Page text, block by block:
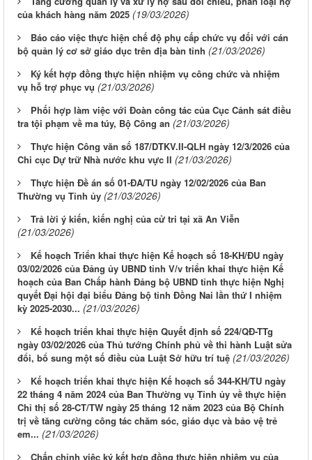
của khách hàng năm 2025 (19/03/2026)
Báo cáo việc thực hiện chế độ phụ cấp chức vụ đối với cán
bộ quản lý cơ sở giáo dục trên địa bàn tỉnh (21/03/2026)
Ký kết hợp đồng thực hiện nhiệm vụ công chức và nhiệm
vụ hỗ trợ phục vụ (21/03/2026)
Phối hợp làm việc với Đoàn công tác của Cục Cảnh sát điều
tra tội phạm về ma túy, Bộ Công an (21/03/2026)
Thực hiện Công văn số 187/DTKV.II-QLH ngày 12/3/2026 của
Chi cục Dự trữ Nhà nước khu vực II (21/03/2026)
Thực hiện Đề án số 01-ĐA/TU ngày 12/02/2026 của Ban
Thường vụ Tỉnh ủy (21/03/2026)
Trả lời ý kiến, kiến nghị của cử tri tại xã An Viễn
(21/03/2026)
Kế hoạch Triển khai thực hiện Kế hoạch số 18-KH/ĐU ngày
03/02/2026 của Đảng ủy UBND tỉnh V/v triển khai thực hiện Kế
hoạch của Ban Chấp hành Đảng bộ UBND tỉnh thực hiện Nghị
quyết Đại hội đại biểu Đảng bộ tỉnh Đồng Nai lần thứ I nhiệm
kỳ 2025-2030... (21/03/2026)
Kế hoạch triển khai thực hiện Quyết định số 224/QĐ-TTg
ngày 03/02/2026 của Thủ tướng Chính phủ về thi hành Luật sửa
đổi, bổ sung một số điều của Luật Sở hữu trí tuệ (21/03/2026)
Kế hoạch triển khai thực hiện Kế hoạch số 344-KH/TU ngày
22 tháng 4 năm 2024 của Ban Thường vụ Tỉnh ủy về thực hiện
Chỉ thị số 28-CT/TW ngày 25 tháng 12 năm 2023 của Bộ Chính
trị về tăng cường công tác chăm sóc, giáo dục và bảo vệ trẻ
em... (21/03/2026)
Chấn chỉnh việc ký kết hợp đồng thực hiện nhiệm vụ của